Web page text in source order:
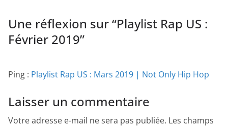
Une réflexion sur “Playlist Rap US :
Février 2019”
Ping : Playlist Rap US : Mars 2019 | Not Only Hip Hop
Laisser un commentaire
Votre adresse e-mail ne sera pas publiée. Les champs